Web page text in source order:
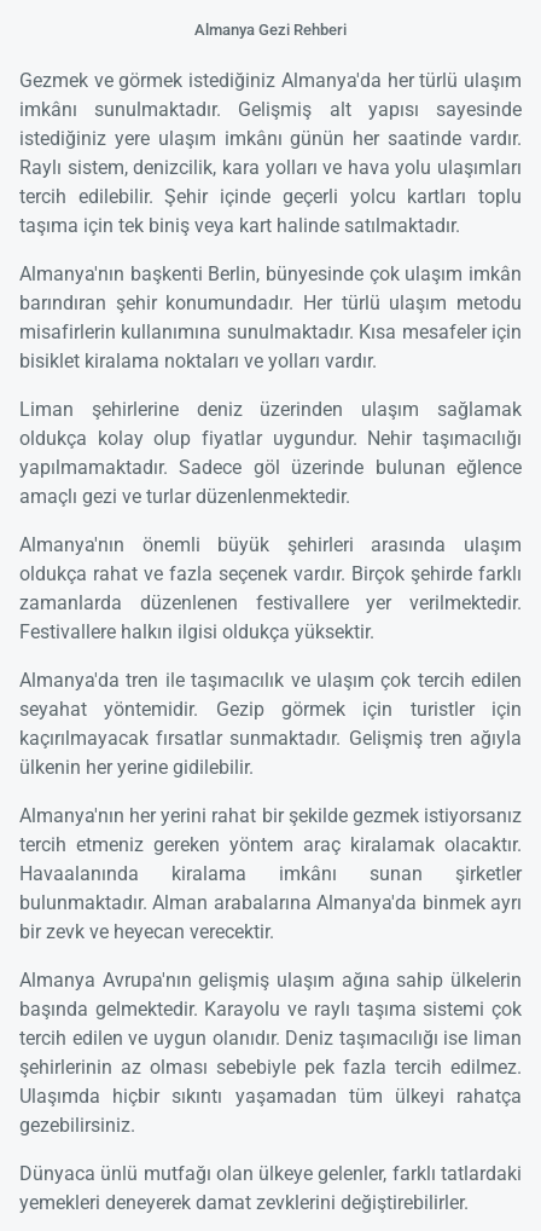
Almanya Gezi Rehberi
Gezmek ve görmek istediğiniz Almanya'da her türlü ulaşım
imkânı sunulmaktadır. Gelişmiş alt yapısı sayesinde
istediğiniz yere ulaşım imkânı günün her saatinde vardır.
Raylı sistem, denizcilik, kara yolları ve hava yolu ulaşımları
tercih edilebilir. Şehir içinde geçerli yolcu kartları toplu
taşıma için tek biniş veya kart halinde satılmaktadır.
Almanya'nın başkenti Berlin, bünyesinde çok ulaşım imkân
barındıran şehir konumundadır. Her türlü ulaşım metodu
misafirlerin kullanımına sunulmaktadır. Kısa mesafeler için
bisiklet kiralama noktaları ve yolları vardır.
Liman şehirlerine deniz üzerinden ulaşım sağlamak
oldukça kolay olup fiyatlar uygundur. Nehir taşımacılığı
yapılmamaktadır. Sadece göl üzerinde bulunan eğlence
amaçlı gezi ve turlar düzenlenmektedir.
Almanya'nın önemli büyük şehirleri arasında ulaşım
oldukça rahat ve fazla seçenek vardır. Birçok şehirde farklı
zamanlarda düzenlenen festivallere yer verilmektedir.
Festivallere halkın ilgisi oldukça yüksektir.
Almanya'da tren ile taşımacılık ve ulaşım çok tercih edilen
seyahat yöntemidir. Gezip görmek için turistler için
kaçırılmayacak fırsatlar sunmaktadır. Gelişmiş tren ağıyla
ülkenin her yerine gidilebilir.
Almanya'nın her yerini rahat bir şekilde gezmek istiyorsanız
tercih etmeniz gereken yöntem araç kiralamak olacaktır.
Havaalanında kiralama imkânı sunan şirketler
bulunmaktadır. Alman arabalarına Almanya'da binmek ayrı
bir zevk ve heyecan verecektir.
Almanya Avrupa'nın gelişmiş ulaşım ağına sahip ülkelerin
başında gelmektedir. Karayolu ve raylı taşıma sistemi çok
tercih edilen ve uygun olanıdır. Deniz taşımacılığı ise liman
şehirlerinin az olması sebebiyle pek fazla tercih edilmez.
Ulaşımda hiçbir sıkıntı yaşamadan tüm ülkeyi rahatça
gezebilirsiniz.
Dünyaca ünlü mutfağı olan ülkeye gelenler, farklı tatlardaki
yemekleri deneyerek damat zevklerini değiştirebilirler.